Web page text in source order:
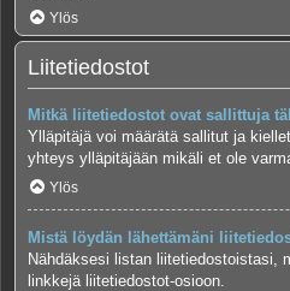
Ylös
Liitetiedostot
Mitkä liitetiedostot ovat sallittuja
Ylläpitäjä voi määrätä sallitut ja
yhteys ylläpitäjään mikäli et ole
Ylös
Mistä löydän lähettämäni
Nähdäksesi listan liitetiedostoistasi,
linkkejä liitetiedostot-osioon.